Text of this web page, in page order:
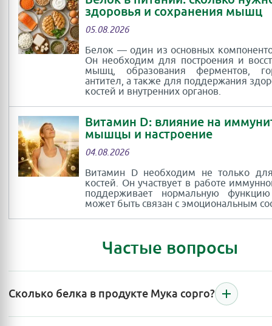
здоровья и сохранения мышц
05.08.2026
Белок — один из основных
Он необходим для построения и
мышц, образования ферментов,
антител, а также для поддержания
костей и внутренних органов.
Витамин D: влияние на
мышцы и настроение
04.08.2026
Витамин D необходим не только
костей. Он участвует в работе
поддерживает нормальную
может быть связан с эмоциональным
Частые вопросы
Сколько белка в продукте Мука сорго?